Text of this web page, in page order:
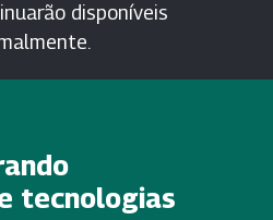
disponíveis
tecnologias